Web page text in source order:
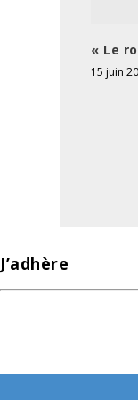
« Le
15 juin
J’adhère